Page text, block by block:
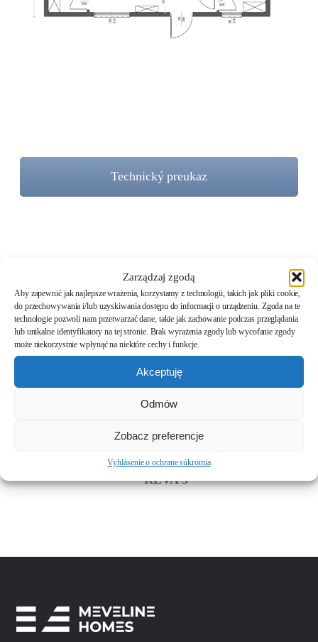
Zarządzaj zgodą
Aby zapewnić jak najlepsze wrażenia, korzystamy z technologii, takich jak pliki cookie,
do przechowywania i/lub uzyskiwania dostępu do informacji o urządzeniu. Zgoda na te
technologie pozwoli nam przetwarzać dane, takie jak zachowanie podczas przeglądania
lub unikalne identyfikatory na tej stronie. Brak wyrażenia zgody lub wycofanie zgody
może niekorzystnie wpłynąć na niektóre cechy i funkcje.
Akceptuję
Odmów
Zobacz preferencje
Vyhlásenie o ochrane súkromia
Technický preukaz
REVA 1
REVA 2
REVA 3
REVA 5